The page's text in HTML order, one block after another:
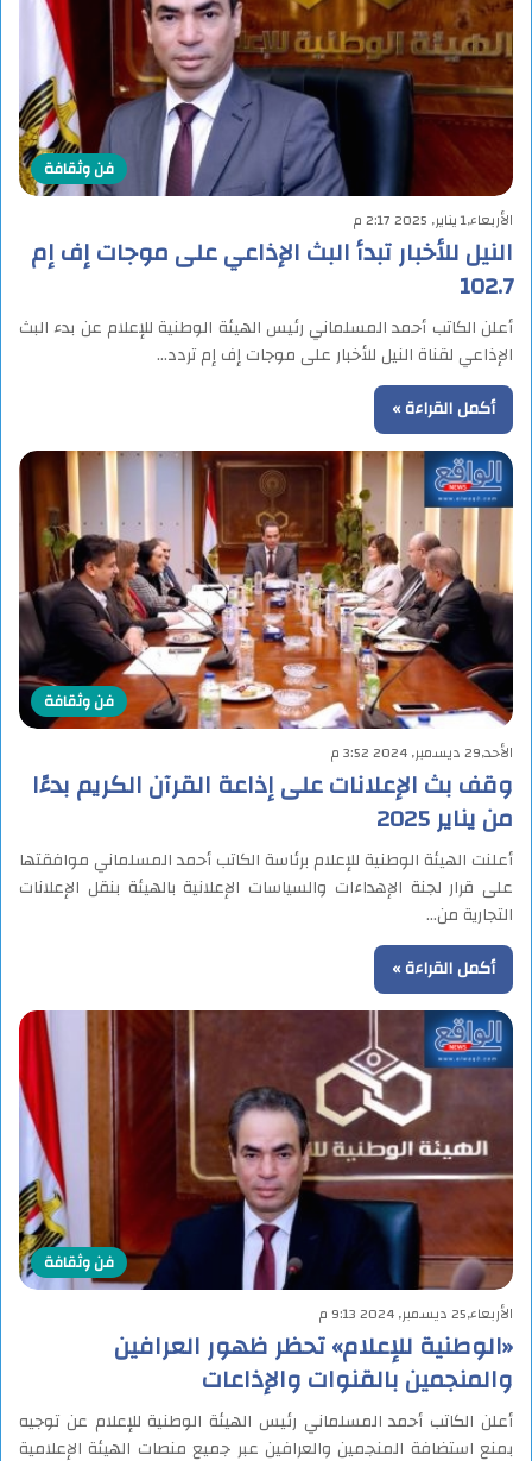
فن وثقافة
الأربعاء,1 يناير, 2025 2:17 م
النيل للأخبار تبدأ البث الإذاعي على موجات إف إم
102.7
أعلن الكاتب أحمد المسلماني رئيس الهيئة الوطنية للإعلام عن بدء البث
الإذاعي لقناة النيل للأخبار على موجات إف إم تردد…
أكمل القراءة »
فن وثقافة
الأحد,29 ديسمبر, 2024 3:52 م
وقف بث الإعلانات على إذاعة القرآن الكريم بدءًا
من يناير 2025
أعلنت الهيئة الوطنية للإعلام برئاسة الكاتب أحمد المسلماني موافقتها
على قرار لجنة الإهداءات والسياسات الإعلانية بالهيئة بنقل الإعلانات
التجارية من…
أكمل القراءة »
فن وثقافة
الأربعاء,25 ديسمبر, 2024 9:13 م
«الوطنية للإعلام» تحظر ظهور العرافين
والمنجمين بالقنوات والإذاعات
أعلن الكاتب أحمد المسلماني رئيس الهيئة الوطنية للإعلام عن توجيه
بمنع استضافة المنجمين والعرافين عبر جميع منصات الهيئة الإعلامية